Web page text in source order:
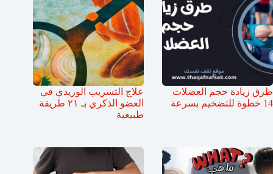
طرق زيادة حجم العضلات
14 خطوة للتضخيم بسرعة
علاج التسريب الوريدي في
العضو الذكري بـ ٢١ طريقة
طبيعية